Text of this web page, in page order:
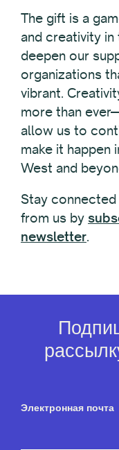
The gift is a
and creativity
deepen our
organizations
vibrant.
more than
allow us to
make it happen
West and
Stay
from us by
newsletter.
Электронная почта